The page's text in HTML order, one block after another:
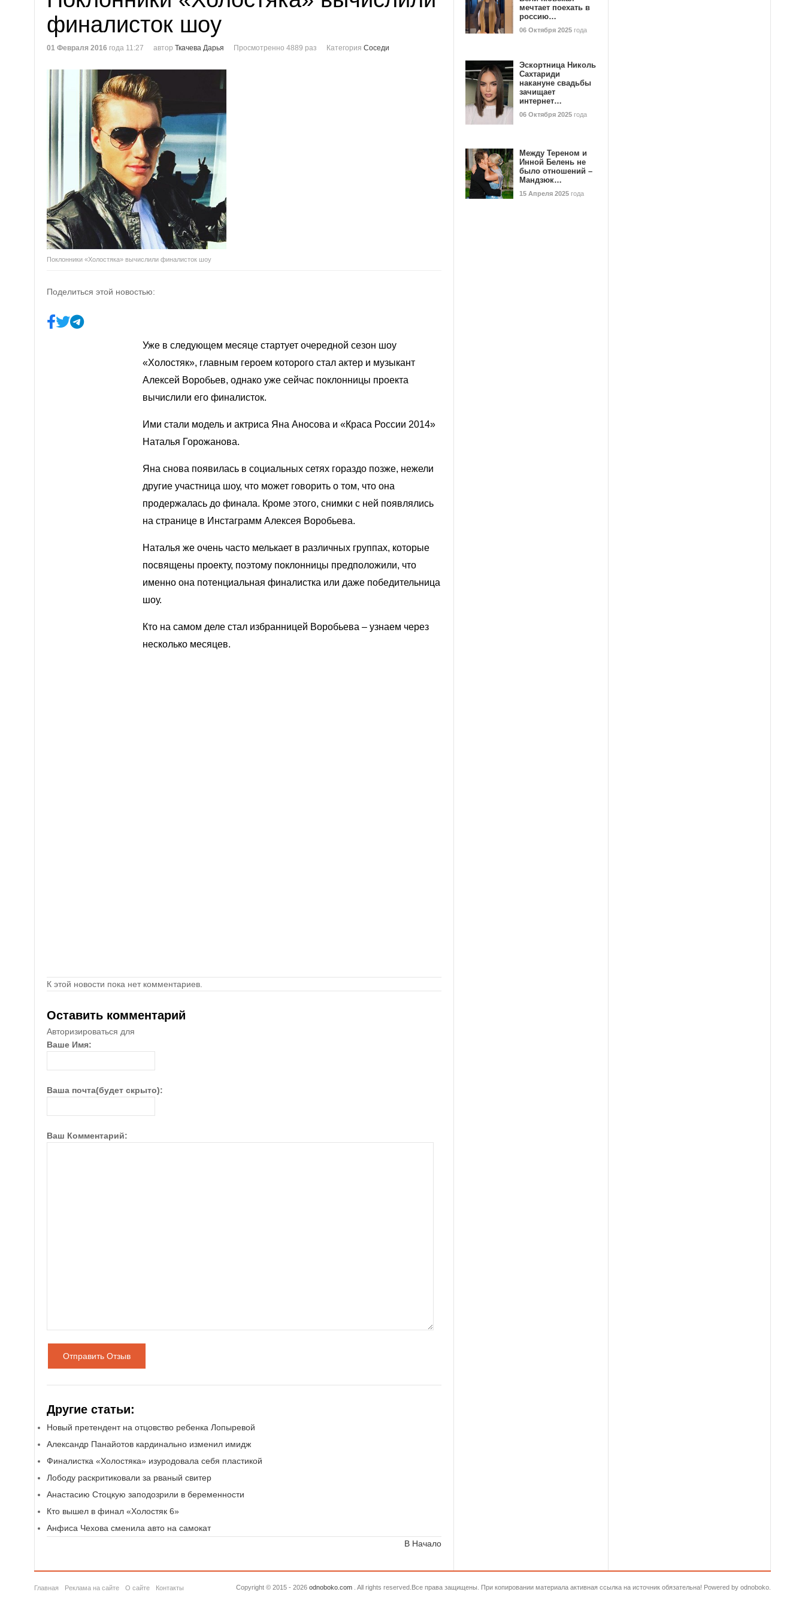
финалисток шоу
01 Февраля 2016 года 11:27 автор Ткачева Дарья Просмотренно 4889 раз Категория Соседи
Поклонники «Холостяка» вычислили финалисток шоу
Поделиться этой новостью:
Уже в следующем месяце стартует очередной сезон шоу
«Холостяк», главным героем которого стал актер и музыкант
Алексей Воробьев, однако уже сейчас поклонницы проекта
вычислили его финалисток.
Ими стали модель и актриса Яна Аносова и «Краса России 2014»
Наталья Горожанова.
Яна снова появилась в социальных сетях гораздо позже, нежели
другие участница шоу, что может говорить о том, что она
продержалась до финала. Кроме этого, снимки с ней появлялись
на странице в Инстаграмм Алексея Воробьева.
Наталья же очень часто мелькает в различных группах, которые
посвящены проекту, поэтому поклонницы предположили, что
именно она потенциальная финалистка или даже победительница
шоу.
Кто на самом деле стал избранницей Воробьева – узнаем через
несколько месяцев.
К этой новости пока нет комментариев.
Оставить комментарий
Авторизироваться для
Ваше Имя:
Ваша почта(будет скрыто):
Ваш Комментарий:
Отправить Отзыв
Другие статьи:
Новый претендент на отцовство ребенка Лопыревой
Александр Панайотов кардинально изменил имидж
Финалистка «Холостяка» изуродовала себя пластикой
Лободу раскритиковали за рваный свитер
Анастасию Стоцкую заподозрили в беременности
Кто вышел в финал «Холостяк 6»
Анфиса Чехова сменила авто на самокат
В Начало
мечтает поехать в
россию…
06 Октября 2025 года
Эскортница Николь
Сахтариди
накануне свадьбы
зачищает
интернет…
06 Октября 2025 года
Между Тереном и
Инной Белень не
было отношений –
Мандзюк…
15 Апреля 2025 года
Главная Реклама на сайте О сайте Контакты Copyright © 2015 - 2026 odnoboko.com . All rights reserved.Все права защищены. При копировании материала активная ссылка на источник обязательна! Powered by odnoboko.